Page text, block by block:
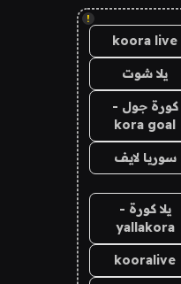
!
koora live
يلا شوت
كورة جول -
kora goal
سوريا لايف
يلا كورة -
yallakora
kooralive